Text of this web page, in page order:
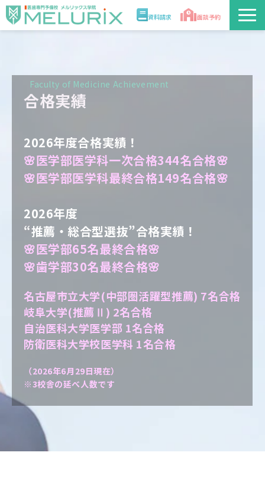
資料請求 面談予約
校舎情報
合格実績・合格体験記
医学部解答速報2026
Faculty of Medicine Achievement
合格実績
2026年度合格実績！
🌸医学部医学科一次合格344名合格🌸
🌸医学部医学科最終合格149名合格🌸
2026年度
“推薦・総合型選抜”合格実績！
🌸医学部65名最終合格🌸
🌸歯学部30名最終合格🌸
名古屋市立大学(中部圏活躍型推薦) 7名合格
岐阜大学(推薦Ⅱ) 2名合格
自治医科大学医学部 1名合格
防衛医科大学校医学科 1名合格
（2026年6月29日現在）
※3校舎の延べ人数です